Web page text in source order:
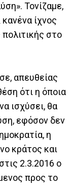
Τονίζαμε,
ίχνος
στο
απευθείας
ότι η όποια
ισχύσει, θα
εφόσον δεν
η
κράτος και
2.3.2016 ο
προς το